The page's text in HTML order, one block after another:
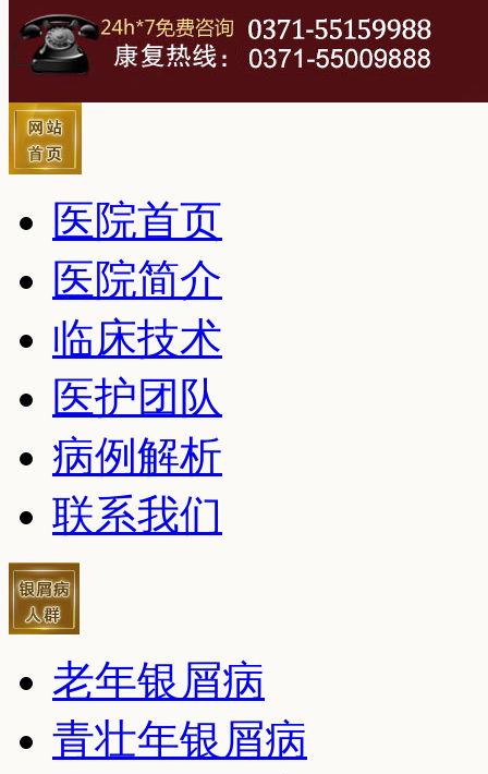
医院首页
医院简介
临床技术
医护团队
病例解析
联系我们
老年银屑病
青壮年银屑病